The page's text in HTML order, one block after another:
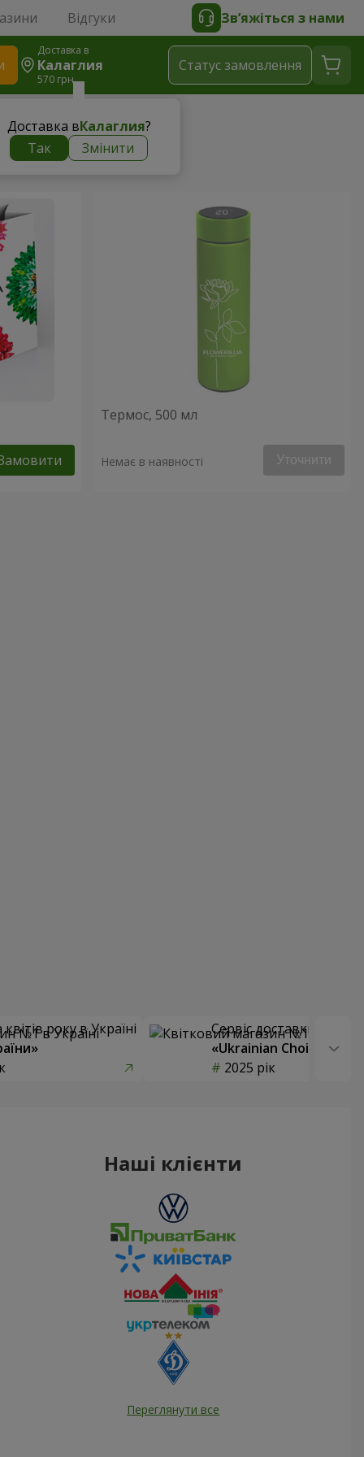
Відгуки Зв’яжіться з нами
Доставка в
Калаглия
570 грн
Доставка вКалаглия?
Так
Змінити
Статус замовлення
Термос, 500 мл
Немає в наявності Уточнити
року в Україні
Сервіс доставки квітів
«Ukrainian Choice»
2025 рік
Наші клієнти
Переглянути все